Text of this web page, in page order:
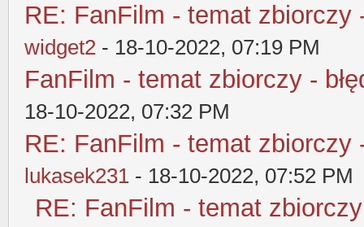
RE: FanFilm - temat zbiorczy
widget2 - 18-10-2022, 07:19 PM
FanFilm - temat zbiorczy -
18-10-2022, 07:32 PM
RE: FanFilm - temat zbiorczy
lukasek231 - 18-10-2022, 07:52 PM
RE: FanFilm - temat